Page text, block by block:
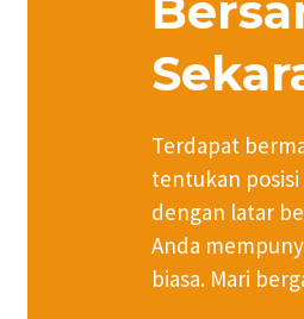
Terdapat
tentukan posisi
dengan latar
Anda
biasa. Mari